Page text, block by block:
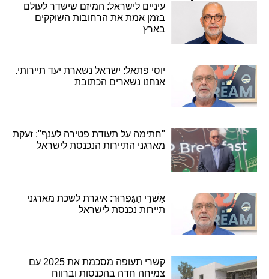
עיניים לישראל: המיזם שישדר לעולם
בזמן אמת את הרחובות השוקקים
בארץ
יוסי פתאל: ישראל נשארת יעד תיירותי.
אנחנו נשארים הכתובת
"חתימה על תעודת פטירה לענף": זעקת
מארגני התיירות הנכנסת לישראל
אַשְׁרֵי הַגַּפְרוּר: איגרת לשכת מארגני
תיירות נכנסת לישראל
קשרי תעופה מסכמת את 2025 עם
צמיחה חדה בהכנסות וברווח